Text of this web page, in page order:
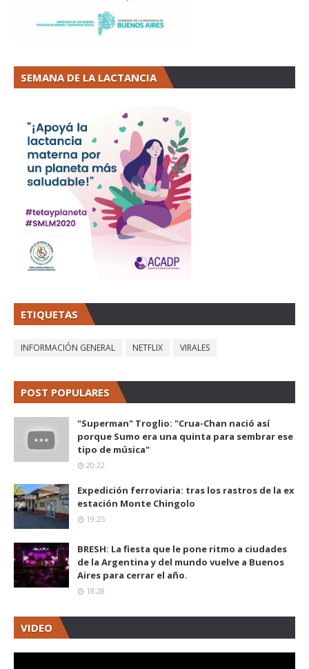
SEMANA DE LA LACTANCIA
ETIQUETAS
INFORMACIÓN GENERAL NETFLIX VIRALES
POST POPULARES
"Superman" Troglio: "Crua-Chan nació así
porque Sumo era una quinta para sembrar ese
tipo de música"
20:22
Expedición ferroviaria: tras los rastros de la ex
estación Monte Chingolo
19:25
BRESH: La fiesta que le pone ritmo a ciudades
de la Argentina y del mundo vuelve a Buenos
Aires para cerrar el año.
18:28
VIDEO